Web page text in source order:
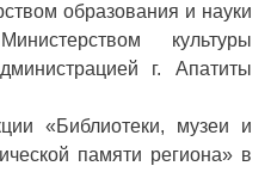
образования и науки
культуры
г. Апатиты
«Библиотеки, музеи и
памяти региона» в